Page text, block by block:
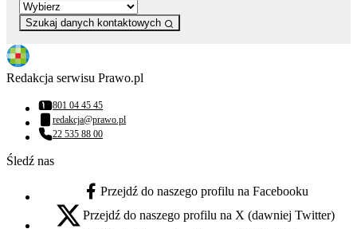
Szukaj danych kontaktowych
Redakcja serwisu Prawo.pl
Numer telefonu:
801 04 45 45
Adres email:
redakcja@prawo.pl
Numer telefonu:
22 535 88 00
Śledź nas
facebook - otwiera się w nowej karcie
Przejdź do naszego profilu na Facebooku
x - otwiera się w nowej karcie
Przejdź do naszego profilu na X (dawniej Twitter)